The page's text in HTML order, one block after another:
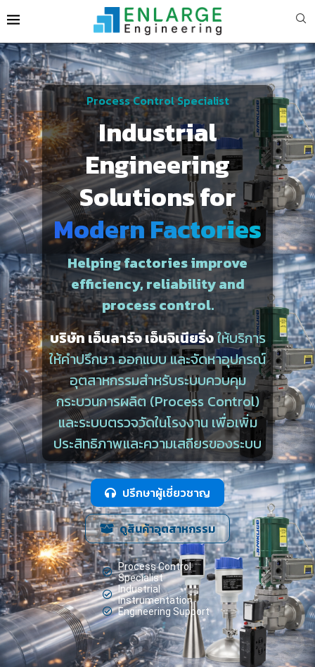
Process Control Specialist
Industrial
Engineering
Solutions for
Modern Factories
Helping factories improve
efficiency, reliability and
process control.
บริษัท เอ็นลาร์จ เอ็นจิเนียริ่งให้บริการ
ให้คำปรึกษา ออกแบบ และจัดหาอุปกรณ์
อุตสาหกรรมสำหรับระบบควบคุม
กระบวนการผลิต (Process Control)
และระบบตรวจวัดในโรงงาน เพื่อเพิ่ม
ประสิทธิภาพและความเสถียรของระบบ
ปรึกษาผู้เชี่ยวชาญ
ดูสินค้าอุตสาหกรรม
Process Control
Specialist
Industrial
Instrumentation
Engineering Support